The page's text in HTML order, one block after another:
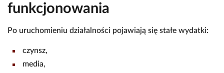
funkcjonowania
Po uruchomieniu działalności pojawiają się stałe wydatki:
czynsz,
media,